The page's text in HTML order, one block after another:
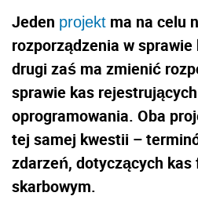
Jeden projekt ma na celu
rozporządzenia w
drugi zaś ma zmienić
sprawie kas
oprogramowania. Oba
tej samej kwestii –
zdarzeń, dotyczących kas
skarbowym.